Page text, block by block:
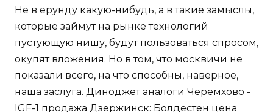
Не в ерунду какую-нибудь, а в такие замыслы,
которые займут на рынке технологий
пустующую нишу, будут пользоваться спросом,
окупят вложения. Но в том, что москвичи не
показали всего, на что способны, наверное,
наша заслуга. Диноджет аналоги Черемхово -
IGF-1 продажа Дзержинск: Болдестен цена